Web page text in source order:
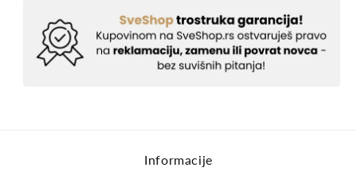
Informacije